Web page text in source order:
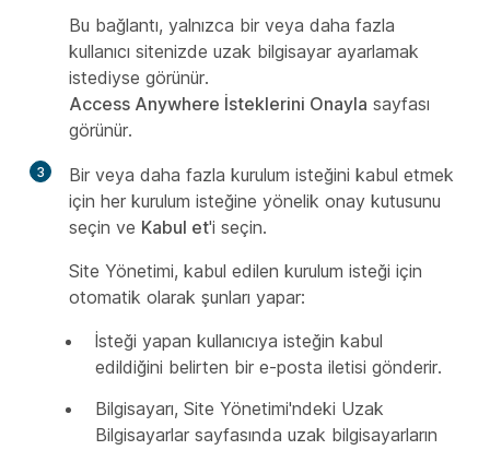
Bu bağlantı, yalnızca bir veya daha fazla
kullanıcı sitenizde uzak bilgisayar ayarlamak
istediyse görünür.
Access Anywhere İsteklerini Onayla sayfası
görünür.
3
Bir veya daha fazla kurulum isteğini kabul etmek
için her kurulum isteğine yönelik onay kutusunu
seçin ve Kabul et'i seçin.
Site Yönetimi, kabul edilen kurulum isteği için
otomatik olarak şunları yapar:
İsteği yapan kullanıcıya isteğin kabul
edildiğini belirten bir e-posta iletisi gönderir.
Bilgisayarı, Site Yönetimi'ndeki Uzak
Bilgisayarlar sayfasında uzak bilgisayarların